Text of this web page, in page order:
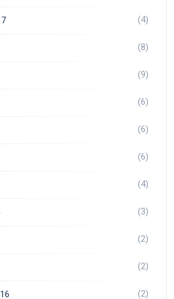
(4)
(8)
(9)
(6)
(6)
(6)
(4)
(3)
(2)
(2)
(2)